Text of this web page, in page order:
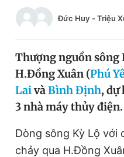
Chuyên mục khác
Tin thị trường
Video
Sản phẩm khác
Tin đã xem
Đăng xuất
Đức Huy - Triệu
Thượng nguồn sông
H.Đồng Xuân (Phú
LaivàBình Định, dự
3 nhà máy thủy điện.
Dòng sông Kỳ Lộ với
chảy qua H.Đồng